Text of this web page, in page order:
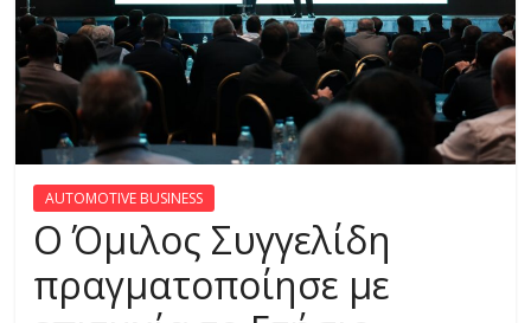
R
E
S
SAUTOMOTIVE BUSINESS
Ο Όμιλος Συγγελίδη
πραγματοποίησε με